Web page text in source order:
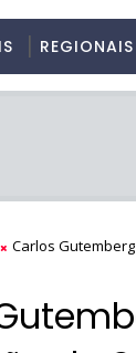
REGIONAIS
Carlos